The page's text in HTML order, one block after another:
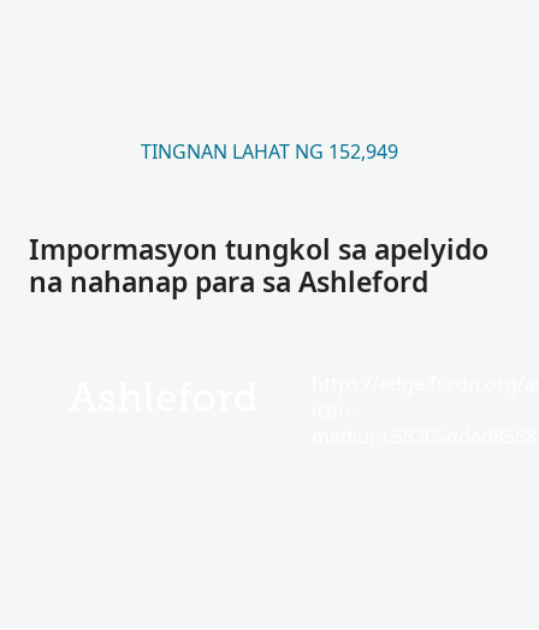
TINGNAN LAHAT NG 152,949
Impormasyon tungkol sa apelyido
na nahanap para sa Ashleford